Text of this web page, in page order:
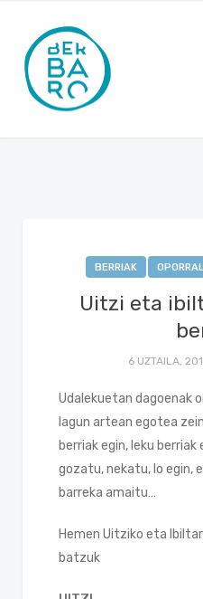
BERRIAK
Uitzi eta
6 UZTAILA,
Udalekuetan dagoenak
lagun artean egotea
berriak egin, leku
gozatu, nekatu, lo egin,
barreka amaitu…
Hemen Uitziko eta
batzuk